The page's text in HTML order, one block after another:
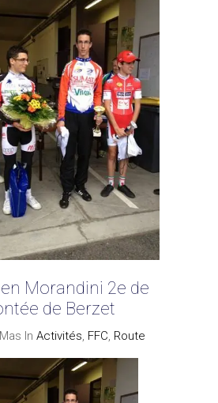
Morandini 2e de
de Berzet
In Activités, FFC, Route